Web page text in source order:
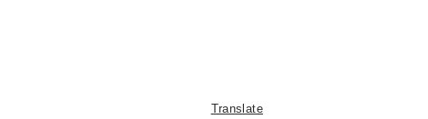
Translate